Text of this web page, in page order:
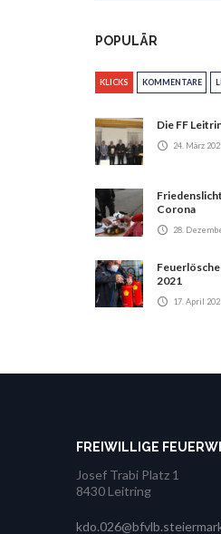
POPULÄR
KLICKS KOMMENTARE
Die FF
24. März
Corona
28.
2021
17. April
FREIWILLIGE
Josef Trabi Platz 1
8430 Leitring